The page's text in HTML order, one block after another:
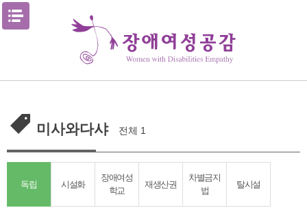
Skip
미사와다샤 전체 1
독립 시설화
장애여성
학교
재생산권
차별금지
법
탈시설